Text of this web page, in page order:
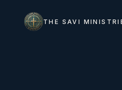
THE SAVI